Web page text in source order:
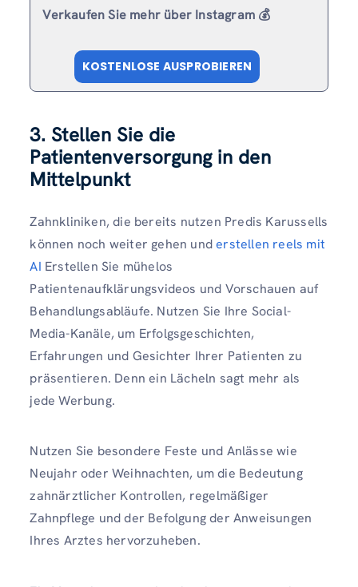
Verkaufen Sie mehr über Instagram 💰
KOSTENLOSE AUSPROBIEREN
3. Stellen Sie die
Patientenversorgung in den
Mittelpunkt
Zahnkliniken, die bereits nutzen Predis Karussells
können noch weiter gehen understellen reels mit
AI Erstellen Sie mühelos
Patientenaufklärungsvideos und Vorschauen auf
Behandlungsabläufe. Nutzen Sie Ihre Social-
Media-Kanäle, um Erfolgsgeschichten,
Erfahrungen und Gesichter Ihrer Patienten zu
präsentieren. Denn ein Lächeln sagt mehr als
jede Werbung.
Nutzen Sie besondere Feste und Anlässe wie
Neujahr oder Weihnachten, um die Bedeutung
zahnärztlicher Kontrollen, regelmäßiger
Zahnpflege und der Befolgung der Anweisungen
Ihres Arztes hervorzuheben.